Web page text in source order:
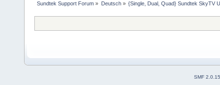
Sundtek Support Forum » Deutsch» {Single, Dual, Quad} Sundtek SkyTV
SMF 2.0.15